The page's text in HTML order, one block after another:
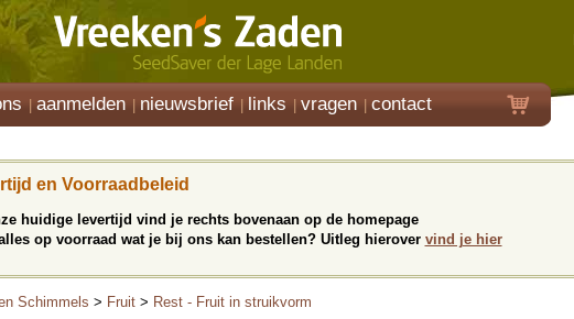
aanmelden nieuwsbrief links vragen contact
en Voorraadbeleid
huidige levertijd vind je rechts bovenaan op de homepage
op voorraad wat je bij ons kan bestellen? Uitleg hierover vind je hier
Schimmels > Fruit > Rest - Fruit in struikvorm